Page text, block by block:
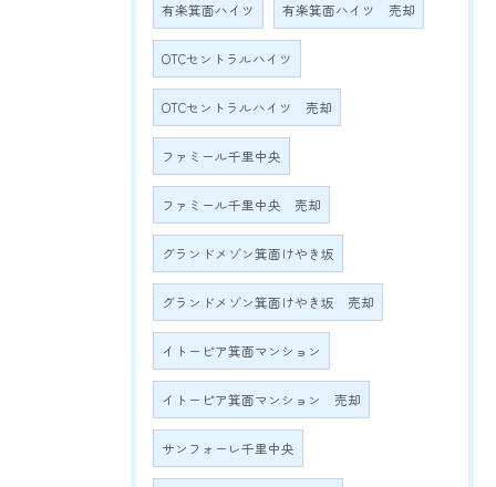
有楽箕面ハイツ 有楽箕面ハイツ 売却
OTCセントラルハイツ
OTCセントラルハイツ 売却
ファミール千里中央
ファミール千里中央 売却
グランドメゾン箕面けやき坂
グランドメゾン箕面けやき坂 売却
イトーピア箕面マンション
イトーピア箕面マンション 売却
サンフォーレ千里中央